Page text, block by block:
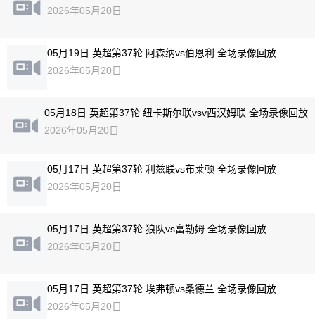
2026年05月20日
05月19日 英超第37轮 阿森纳vs伯恩利 全场录像回放
2026年05月20日
05月18日 英超第37轮 纽卡斯尔联vsv西汉姆联 全场录像回放
2026年05月20日
05月17日 英超第37轮 利兹联vs布莱顿 全场录像回放
2026年05月20日
05月17日 英超第37轮 狼队vs富勒姆 全场录像回放
2026年05月20日
05月17日 英超第37轮 埃弗顿vs桑德兰 全场录像回放
2026年05月20日